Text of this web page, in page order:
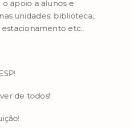
o apoio a alunos e
unidades: biblioteca,
etc..
de todos!